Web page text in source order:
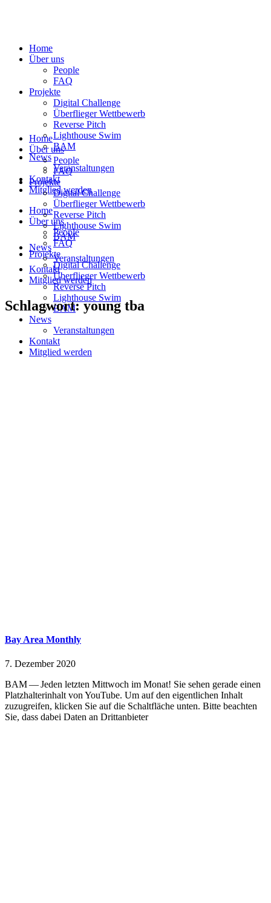
Home
Über uns
People
FAQ
Projekte
Digital Challenge
Überflieger Wettbewerb
Reverse Pitch
Lighthouse Swim
BAM
News
Veranstaltungen
Kontakt
Mitglied werden
Home
Über uns
People
FAQ
Projekte
Digital Challenge
Überflieger Wettbewerb
Reverse Pitch
Lighthouse Swim
BAM
News
Veranstaltungen
Kontakt
Mitglied werden
Home
Über uns
People
FAQ
Projekte
Digital Challenge
Überflieger Wettbewerb
Reverse Pitch
Lighthouse Swim
BAM
News
Veranstaltungen
Kontakt
Mitglied werden
Schlagwort: young tba
Bay Area Monthly
7. Dezember 2020
BAM — Jeden letzten Mittwoch im Monat! Sie sehen gerade einen
Platzhalterinhalt von YouTube. Um auf den eigentlichen Inhalt
zuzugreifen, klicken Sie auf die Schaltfläche unten. Bitte beachten
Sie, dass dabei Daten an Drittanbieter